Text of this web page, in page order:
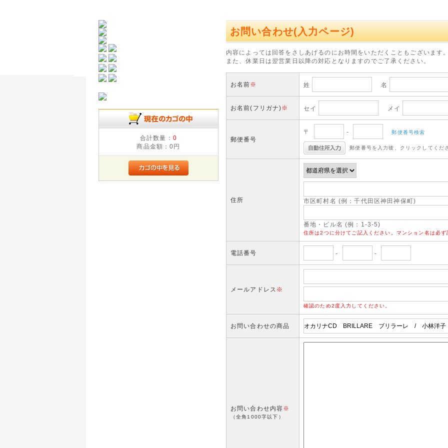
合計数量： 0
商品金額：0円
お問い合わせ(入力ページ)
内容によっては回答をさしあげるのにお時間をいただくこともございます
また、休業日は翌営業日以降の対応となりますのでご了承ください。
お名前※ 姓 名
お名前(フリガナ)※ セイ メイ
郵便番号
〒 - 郵便番号検索
郵便番号を入力後、クリックしてくだ
住所 市区町村名 (例：千代田区神田神保町)
番地・ビル名 (例：1-3-5)
住所は2つに分けてご記入ください。マンション名は必
電話番号 - -
メールアドレス ※
確認のため2度入力してください。
お問い合わせの商品
お問い合わせ内容※
（全角1000字以下）